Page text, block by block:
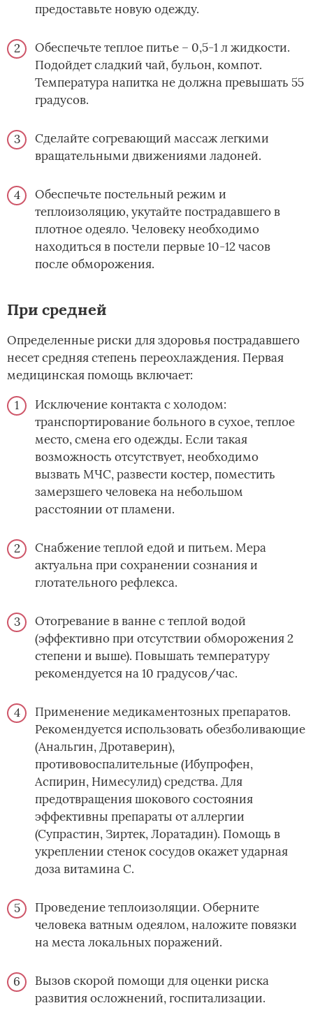
предоставьте новую одежду.
Обеспечьте теплое питье – 0,5-1 л жидкости.
Подойдет сладкий чай, бульон, компот.
Температура напитка не должна превышать 55
градусов.
Сделайте согревающий массаж легкими
вращательными движениями ладоней.
Обеспечьте постельный режим и
теплоизоляцию, укутайте пострадавшего в
плотное одеяло. Человеку необходимо
находиться в постели первые 10-12 часов
после обморожения.
При средней
Определенные риски для здоровья пострадавшего
несет средняя степень переохлаждения. Первая
медицинская помощь включает:
Исключение контакта с холодом:
транспортирование больного в сухое, теплое
место, смена его одежды. Если такая
возможность отсутствует, необходимо
вызвать МЧС, развести костер, поместить
замерзшего человека на небольшом
расстоянии от пламени.
Снабжение теплой едой и питьем. Мера
актуальна при сохранении сознания и
глотательного рефлекса.
Отогревание в ванне с теплой водой
(эффективно при отсутствии обморожения 2
степени и выше). Повышать температуру
рекомендуется на 10 градусов/час.
Применение медикаментозных препаратов.
Рекомендуется использовать обезболивающие
(Анальгин, Дротаверин),
противовоспалительные (Ибупрофен,
Аспирин, Нимесулид) средства. Для
предотвращения шокового состояния
эффективны препараты от аллергии
(Супрастин, Зиртек, Лоратадин). Помощь в
укреплении стенок сосудов окажет ударная
доза витамина С.
Проведение теплоизоляции. Оберните
человека ватным одеялом, наложите повязки
на места локальных поражений.
Вызов скорой помощи для оценки риска
развития осложнений, госпитализации.